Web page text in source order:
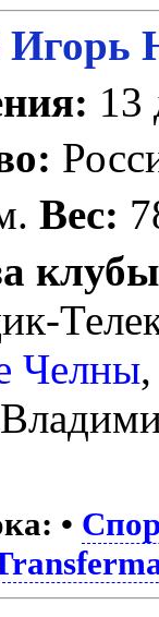
13
Вес:
Челны
•